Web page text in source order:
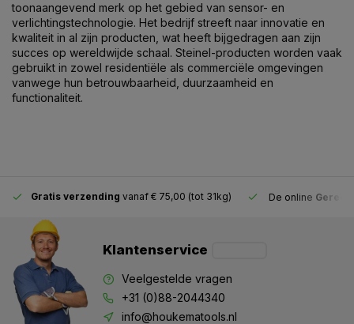
toonaangevend merk op het gebied van sensor- en
verlichtingstechnologie. Het bedrijf streeft naar innovatie en
kwaliteit in al zijn producten, wat heeft bijgedragen aan zijn
succes op wereldwijde schaal. Steinel-producten worden vaak
gebruikt in zowel residentiële als commerciële omgevingen
vanwege hun betrouwbaarheid, duurzaamheid en
functionaliteit.
Gratis verzending vanaf € 75,00 (tot 31kg) De online
Klantenservice
Veelgestelde vragen
+31 (0)88-2044340
info@houkematools.nl